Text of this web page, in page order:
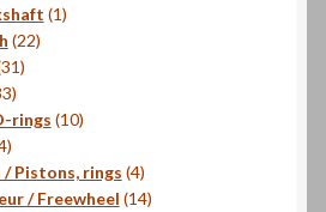
produits
11
2222
3131
33
produits
rings 1010
4
produits
Pistons, rings 44
produits
/ Freewheel 1414